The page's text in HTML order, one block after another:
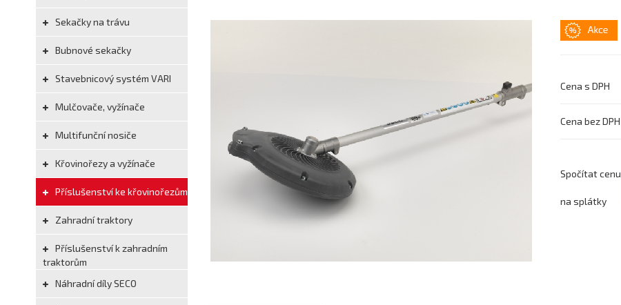
Sekačky na trávu
Bubnové sekačky
Stavebnicový systém VARI
Mulčovače, vyžínače
Multifunční nosiče
Křovinořezy a vyžínače
Příslušenství ke křovinořezům
Zahradní traktory
Příslušenství k zahradním
traktorům
Náhradní díly SECO
Cena s DPH
Cena bez DPH
Spočítat cenu
na splátky